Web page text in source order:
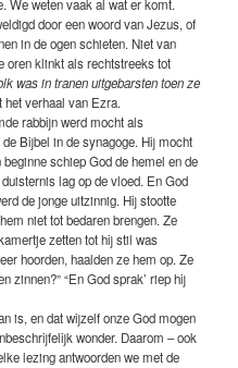
We weten vaak al wat er komt.
door een woord van Jezus, of
in de ogen schieten. Niet van
oren klinkt als rechtstreeks tot
was in tranen uitgebarsten toen ze
verhaal van Ezra.
rabbijn werd mocht als
Bijbel in de synagoge. Hij mocht
schiep God de hemel en de
lag op de vloed. En God
de jonge uitzinnig. Hij stootte
niet tot bedaren brengen. Ze
zetten tot hij stil was
hoorden, haalden ze hem op. Ze
zinnen?” “En God sprak’ riep hij
is, en dat wijzelf onze God mogen
wonder. Daarom – ook
lezing antwoorden we met de